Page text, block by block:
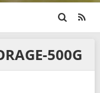
500G